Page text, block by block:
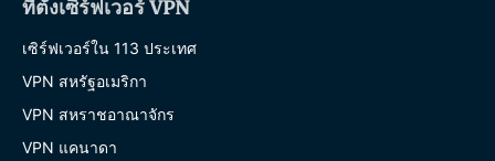
ที่ตั้งเซิร์ฟเวอร์ VPN
เซิร์ฟเวอร์ใน 113 ประเทศ
VPN สหรัฐอเมริกา
VPN สหราชอาณาจักร
VPN แคนาดา